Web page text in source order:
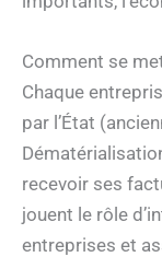
Comment se
Chaque
par l’État
recevoir ses
jouent le rôle
entreprises et